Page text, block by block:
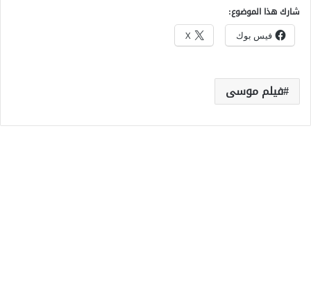
شارك هذا الموضوع:
فيس بوك X
فيلم موسى